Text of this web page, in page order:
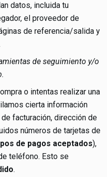
datos, incluida tu
el proveedor de
de referencia/salida y
de seguimiento y/o
o intentas realizar una
cierta información
facturación, dirección de
números de tarjetas de
de pagos aceptados),
teléfono. Esto se
.